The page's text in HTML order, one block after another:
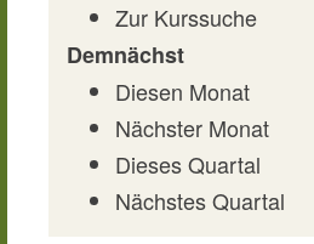
Zur Kurssuche
Demnächst
Diesen Monat
Nächster Monat
Dieses Quartal
Nächstes Quartal